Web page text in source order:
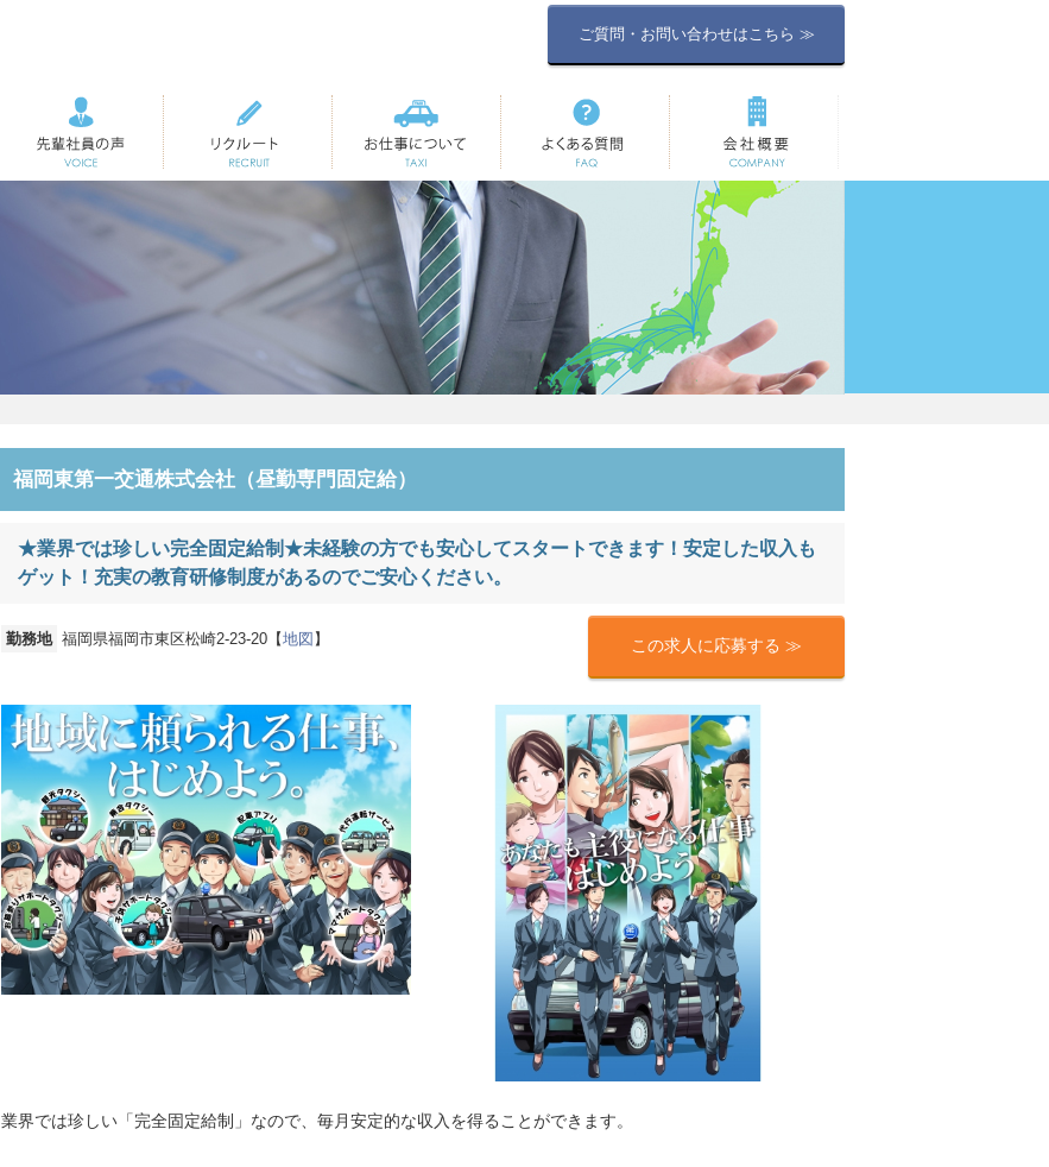
ご質問・お問い合わせはこちら ≫
先輩社員の声 リクルート お仕事について よくある質問 会社概要
福岡東第一交通株式会社（昼勤専門固定給）
★業界では珍しい完全固定給制★未経験の方でも安心してスタートできます！安定した収入も
ゲット！充実の教育研修制度があるのでご安心ください。
勤務地 福岡県福岡市東区松崎2-23-20【地図 】 この求人に応募する ≫
業界では珍しい「完全固定給制」なので、毎月安定的な収入を得ることができます。